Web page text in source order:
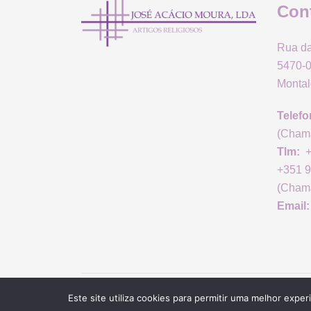
Rua
5470-
Tlm:
+351
Email:
© 2026 José Acácio Moura Lda.. Proudly
Este site utiliza cookies para permitir uma melhor